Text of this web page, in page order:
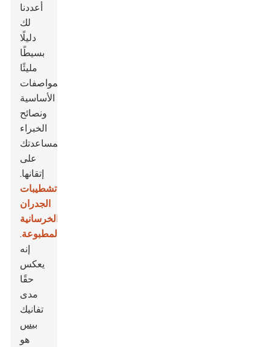
أعددنا
لك
دليلًا
بسيطًا
مليئًا
بالمواصفات
الأساسية
ونصائح
الخبراء
لمساعدتك
على
إتقانها.
تشطيبات
الجدران
الخرسانية
المطبوعة.
إنه
يعكس
حقًا
مدى
تفانيك
بيس
هو